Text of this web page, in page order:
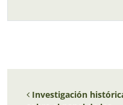
Navegación
Investigación